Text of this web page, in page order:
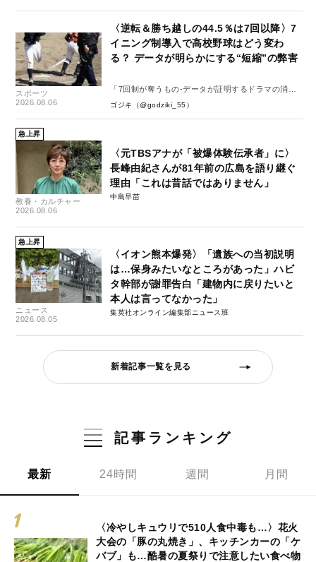
スポーツ
2026.08.06
〈逆転＆勝ち越しの44.5％は7回以降〉7
イニング制導入で高校野球はどう変わ
る？ データが明らかにする“短縮”の弊害
「7回制が奪うもの-データが証明するドラマの消
失-」
ゴジキ（@godziki_55）
急上昇
教養・カルチャー
2026.08.06
〈元TBSアナが「被爆体験伝承者」に〉
長峰由紀さんが81年前の広島を語り継ぐ
理由「これは昔話ではありません」
中島早苗
急上昇
ニュース
2026.08.05
〈イオン熊本爆発〉「遺族への当初説明
は…保身みたいなところがあった」ハビ
タ幹部が謝罪告白「建物内に戻りたいと
本人は言ってなかった」
集英社オンライン編集部ニュース班
新着記事一覧を見る
記事ランキング
最新 24時間 週間 月間
〈冷やしキュウリで510人食中毒も…〉花火
大会の「豚の丸焼き」、キッチンカーの「ケ
バブ」も…酷暑の夏祭りで注意したい食べ物